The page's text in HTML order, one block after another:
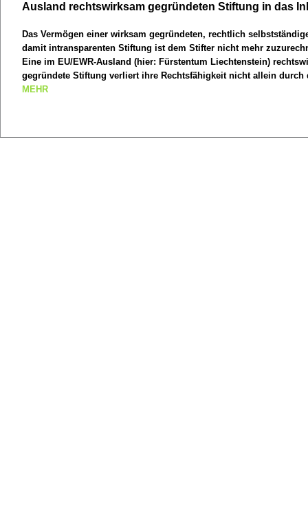
Ausland rechtswirksam gegründeten Stiftung in das
Das Vermögen einer wirksam gegründeten, rechtlich
damit intransparenten Stiftung ist dem Stifter nicht mehr
Eine im EU/EWR-Ausland (hier: Fürstentum Liechtenstein)
gegründete Stiftung verliert ihre Rechtsfähigkeit nicht allein durch
Verlagerung des Verwaltungssitzes in das Inland.
MEHR